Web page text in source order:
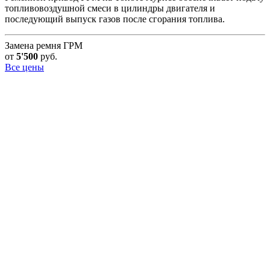
топливовоздушной смеси в цилиндры двигателя и
последующий выпуск газов после сгорания топлива.
Замена ремня ГРМ
от 5'500 руб.
Все цены